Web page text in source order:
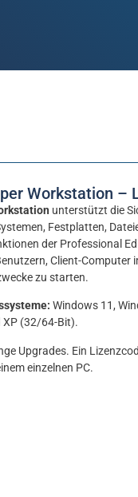
Workstation –
unterstützt die
Festplatten,
der Professional
Client-Computer
zu starten.
Windows 11,
XP (32/64-Bit).
Upgrades. Ein
einzelnen PC.